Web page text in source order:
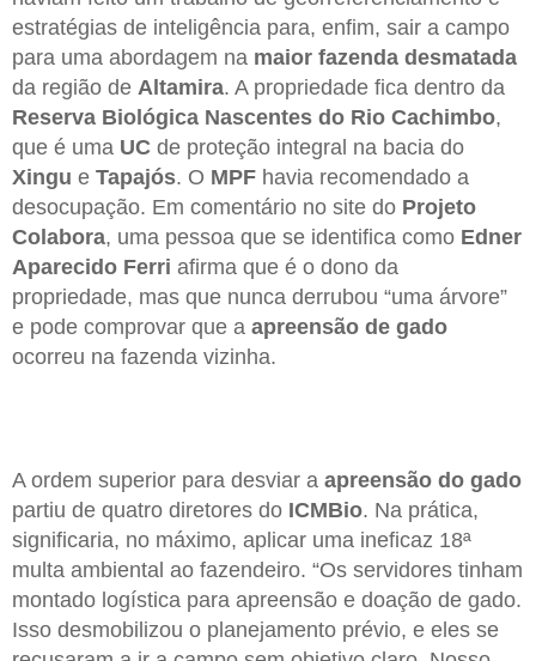
estratégias de inteligência para, enfim, sair a campo
para uma abordagem na maior fazenda desmatada
da região de Altamira. A propriedade fica dentro da
Reserva Biológica Nascentes do Rio Cachimbo,
que é uma UC de proteção integral na bacia do
Xingu e Tapajós. O MPF havia recomendado a
desocupação. Em comentário no site do Projeto
Colabora, uma pessoa que se identifica como Edner
Aparecido Ferri afirma que é o dono da
propriedade, mas que nunca derrubou “uma árvore”
e pode comprovar que a apreensão de gado
ocorreu na fazenda vizinha.
A ordem superior para desviar a apreensão do gado
partiu de quatro diretores do ICMBio. Na prática,
significaria, no máximo, aplicar uma ineficaz 18ª
multa ambiental ao fazendeiro. “Os servidores tinham
montado logística para apreensão e doação de gado.
Isso desmobilizou o planejamento prévio, e eles se